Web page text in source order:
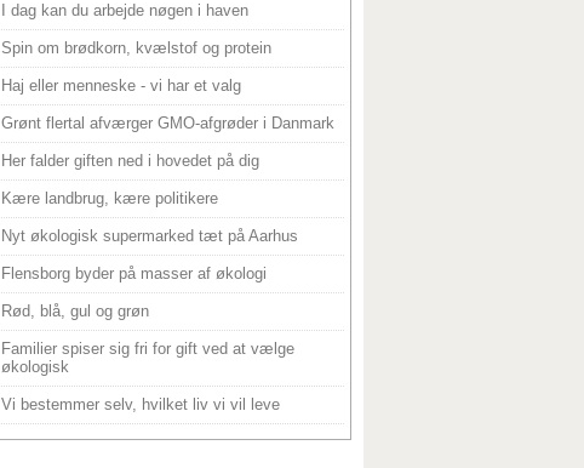
I dag kan du arbejde nøgen i haven
Spin om brødkorn, kvælstof og protein
Haj eller menneske - vi har et valg
Grønt flertal afværger GMO-afgrøder i Danmark
Her falder giften ned i hovedet på dig
Kære landbrug, kære politikere
Nyt økologisk supermarked tæt på Aarhus
Flensborg byder på masser af økologi
Rød, blå, gul og grøn
Familier spiser sig fri for gift ved at vælge
økologisk
Vi bestemmer selv, hvilket liv vi vil leve